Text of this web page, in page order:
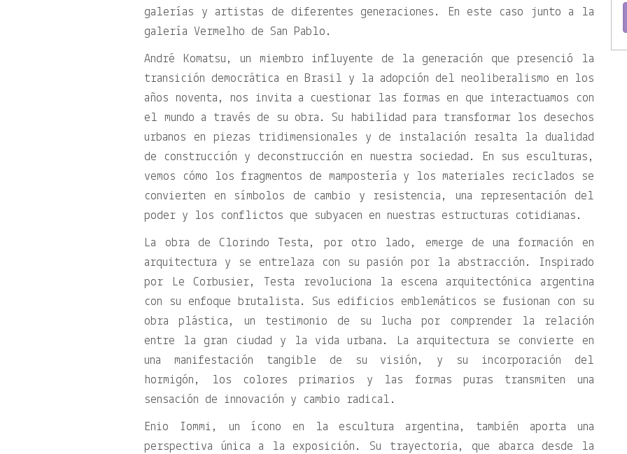
galerías y artistas de diferentes generaciones. En este caso junto a la
galería Vermelho de San Pablo.
André Komatsu, un miembro influyente de la generación que presenció la
transición democrática en Brasil y la adopción del neoliberalismo en los
años noventa, nos invita a cuestionar las formas en que interactuamos con
el mundo a través de su obra. Su habilidad para transformar los desechos
urbanos en piezas tridimensionales y de instalación resalta la dualidad
de construcción y deconstrucción en nuestra sociedad. En sus esculturas,
vemos cómo los fragmentos de mampostería y los materiales reciclados se
convierten en símbolos de cambio y resistencia, una representación del
poder y los conflictos que subyacen en nuestras estructuras cotidianas.
La obra de Clorindo Testa, por otro lado, emerge de una formación en
arquitectura y se entrelaza con su pasión por la abstracción. Inspirado
por Le Corbusier, Testa revoluciona la escena arquitectónica argentina
con su enfoque brutalista. Sus edificios emblemáticos se fusionan con su
obra plástica, un testimonio de su lucha por comprender la relación
entre la gran ciudad y la vida urbana. La arquitectura se convierte en
una manifestación tangible de su visión, y su incorporación del
hormigón, los colores primarios y las formas puras transmiten una
sensación de innovación y cambio radical.
Enio Iommi, un ícono en la escultura argentina, también aporta una
perspectiva única a la exposición. Su trayectoria, que abarca desde la